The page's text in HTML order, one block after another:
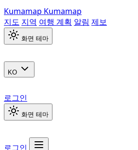
Kumamap Kumamap
지도 지역 여행 계획 알림 제보
화면 테마
KO
로그인
화면 테마
로그인